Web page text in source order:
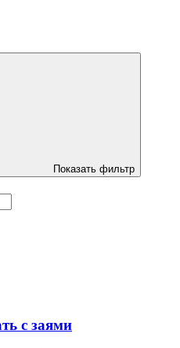
Показать фильтр
с заями